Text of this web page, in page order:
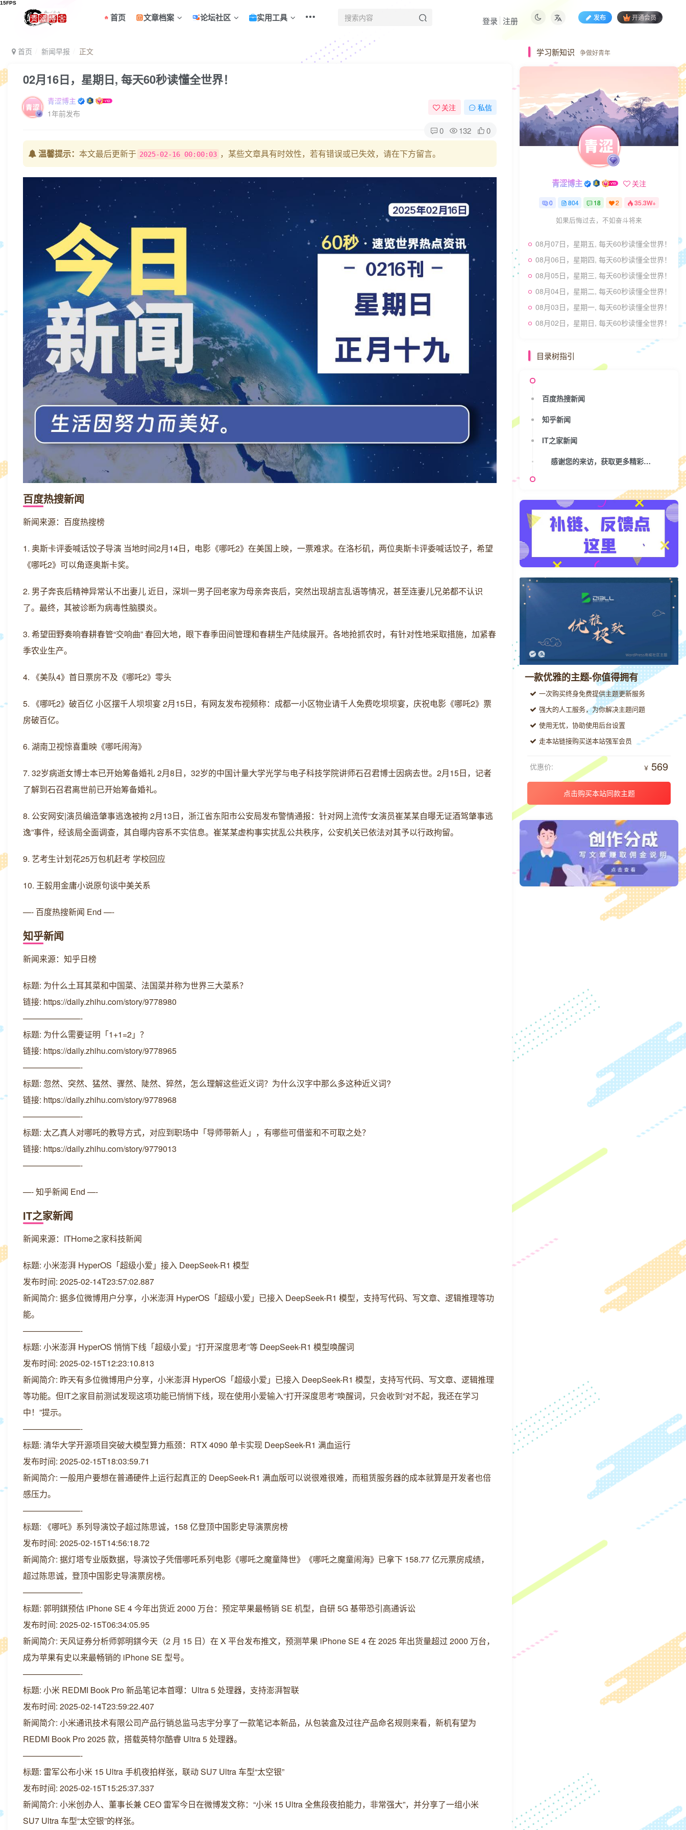
首页 文章档案 论坛社区 实用工具 发布 开通会员
登录 注册
首页 新闻早报 正文
02月16日，星期日, 每天60秒读懂全世界！
青涩博主
1年前发布
关注 私信
0 132 0
温馨提示： 本文最后更新于 2025-02-16 00:00:03 ，某些文章具有时效性，若有错误或已失效，请在下方留言。
百度热搜新闻
新闻来源：百度热搜榜
1. 奥斯卡评委喊话饺子导演 当地时间2月14日，电影《哪吒2》在美国上映，一票难求。在洛杉矶，两位奥斯卡评委喊话饺子，希望
《哪吒2》可以角逐奥斯卡奖。
2. 男子奔丧后精神异常认不出妻儿 近日，深圳一男子回老家为母亲奔丧后，突然出现胡言乱语等情况，甚至连妻儿兄弟都不认识
了。最终，其被诊断为病毒性脑膜炎。
3. 希望田野奏响春耕春管“交响曲” 春回大地，眼下春季田间管理和春耕生产陆续展开。各地抢抓农时，有针对性地采取措施，加紧春
季农业生产。
4. 《美队4》首日票房不及《哪吒2》零头
5. 《哪吒2》破百亿 小区摆千人坝坝宴 2月15日，有网友发布视频称：成都一小区物业请千人免费吃坝坝宴，庆祝电影《哪吒2》票
房破百亿。
6. 湖南卫视惊喜重映《哪吒闹海》
7. 32岁病逝女博士本已开始筹备婚礼 2月8日，32岁的中国计量大学光学与电子科技学院讲师石召君博士因病去世。2月15日，记者
了解到石召君离世前已开始筹备婚礼。
8. 公安网安|演员编造肇事逃逸被拘 2月13日，浙江省东阳市公安局发布警情通报：针对网上流传“女演员崔某某自曝无证酒驾肇事逃
逸”事件，经该局全面调查，其自曝内容系不实信息。崔某某虚构事实扰乱公共秩序，公安机关已依法对其予以行政拘留。
9. 艺考生计划花25万包机赶考 学校回应
10. 王毅用金庸小说原句谈中美关系
—- 百度热搜新闻 End —-
知乎新闻
新闻来源：知乎日榜
标题: 为什么土耳其菜和中国菜、法国菜并称为世界三大菜系？
链接: https://daily.zhihu.com/story/9778980
———————-
标题: 为什么需要证明「1+1=2」？
链接: https://daily.zhihu.com/story/9778965
———————-
标题: 忽然、突然、猛然、骤然、陡然、猝然，怎么理解这些近义词？为什么汉字中那么多这种近义词?
链接: https://daily.zhihu.com/story/9778968
———————-
标题: 太乙真人对哪吒的教导方式，对应到职场中「导师带新人」，有哪些可借鉴和不可取之处？
链接: https://daily.zhihu.com/story/9779013
———————-
—- 知乎新闻 End —-
IT之家新闻
新闻来源：ITHome之家科技新闻
标题: 小米澎湃 HyperOS「超级小爱」接入 DeepSeek-R1 模型
发布时间: 2025-02-14T23:57:02.887
新闻简介: 据多位微博用户分享，小米澎湃 HyperOS「超级小爱」已接入 DeepSeek-R1 模型，支持写代码、写文章、逻辑推理等功
能。
———————-
标题: 小米澎湃 HyperOS 悄悄下线「超级小爱」“打开深度思考”等 DeepSeek-R1 模型唤醒词
发布时间: 2025-02-15T12:23:10.813
新闻简介: 昨天有多位微博用户分享，小米澎湃 HyperOS「超级小爱」已接入 DeepSeek-R1 模型，支持写代码、写文章、逻辑推理
等功能。但IT之家目前测试发现这项功能已悄悄下线，现在使用小爱输入“打开深度思考”唤醒词，只会收到“对不起，我还在学习
中！”提示。
———————-
标题: 清华大学开源项目突破大模型算力瓶颈：RTX 4090 单卡实现 DeepSeek-R1 满血运行
发布时间: 2025-02-15T18:03:59.71
新闻简介: 一般用户要想在普通硬件上运行起真正的 DeepSeek-R1 满血版可以说很难很难，而租赁服务器的成本就算是开发者也倍
感压力。
———————-
标题: 《哪吒》系列导演饺子超过陈思诚，158 亿登顶中国影史导演票房榜
发布时间: 2025-02-15T14:56:18.72
新闻简介: 据灯塔专业版数据，导演饺子凭借哪吒系列电影《哪吒之魔童降世》《哪吒之魔童闹海》已拿下 158.77 亿元票房成绩，
超过陈思诚，登顶中国影史导演票房榜。
———————-
标题: 郭明錤预估 iPhone SE 4 今年出货近 2000 万台：预定苹果最畅销 SE 机型，自研 5G 基带恐引高通诉讼
发布时间: 2025-02-15T06:34:05.95
新闻简介: 天风证券分析师郭明錤今天（2 月 15 日）在 X 平台发布推文，预测苹果 iPhone SE 4 在 2025 年出货量超过 2000 万台，
成为苹果有史以来最畅销的 iPhone SE 型号。
———————-
标题: 小米 REDMI Book Pro 新品笔记本首曝：Ultra 5 处理器，支持澎湃智联
发布时间: 2025-02-14T23:59:22.407
新闻简介: 小米通讯技术有限公司产品行销总监马志宇分享了一款笔记本新品，从包装盒及过往产品命名规则来看，新机有望为
REDMI Book Pro 2025 款，搭载英特尔酷睿 Ultra 5 处理器。
———————-
标题: 雷军公布小米 15 Ultra 手机夜拍样张，联动 SU7 Ultra 车型“太空银”
发布时间: 2025-02-15T15:25:37.337
新闻简介: 小米创办人、董事长兼 CEO 雷军今日在微博发文称：“小米 15 Ultra 全焦段夜拍能力，非常强大”，并分享了一组小米
SU7 Ultra 车型“太空银”的样张。
学习新知识 争做好青年
青涩博主 关注
0 804 18 2 35.3W+
如果后悔过去，不如奋斗将来
08月07日，星期五, 每天60秒读懂全世界！
08月06日，星期四, 每天60秒读懂全世界！
08月05日，星期三, 每天60秒读懂全世界！
08月04日，星期二, 每天60秒读懂全世界！
08月03日，星期一, 每天60秒读懂全世界！
08月02日，星期日, 每天60秒读懂全世界！
目录树指引
百度热搜新闻
知乎新闻
IT之家新闻
感谢您的来访，获取更多精彩文章请收藏本站。
一款优雅的主题-你值得拥有
一次购买终身免费提供主题更新服务
强大的人工服务，为你解决主题问题
使用无忧，协助使用后台设置
走本站链接购买送本站强军会员
￥ 569
优惠价:
点击购买本站同款主题